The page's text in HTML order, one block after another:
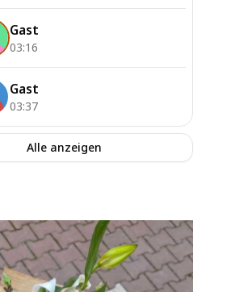
Gast
03:16
Gast
03:37
Alle anzeigen